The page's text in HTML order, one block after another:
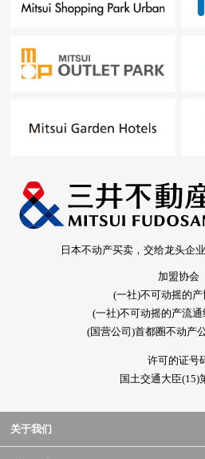
日本不动产买卖，交给龙头企
加盟协会
(一社)不可动摇的产
(一社)不可动摇的产流
(国营公司)首都圈不动产
许可的证号
国土交通大臣(15)
关于我们